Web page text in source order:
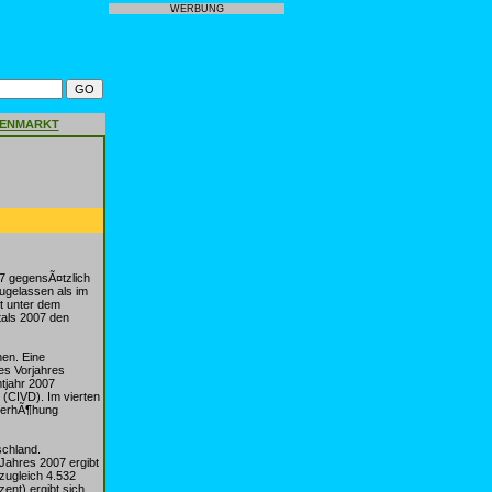
gegensÃ¤tzlich
als im
unter dem
2007 den
Eine
Vorjahres
2007
Im vierten
2007 ergibt
4.532
ergibt sich
WERBUNG